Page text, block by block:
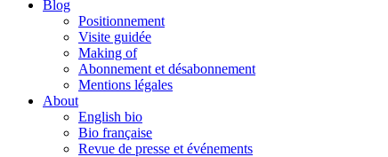
Blog
Positionnement
Visite guidée
Making of
Abonnement et désabonnement
Mentions légales
About
English bio
Bio française
Revue de presse et événements